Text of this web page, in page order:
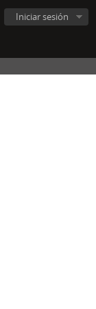
Iniciar sesión